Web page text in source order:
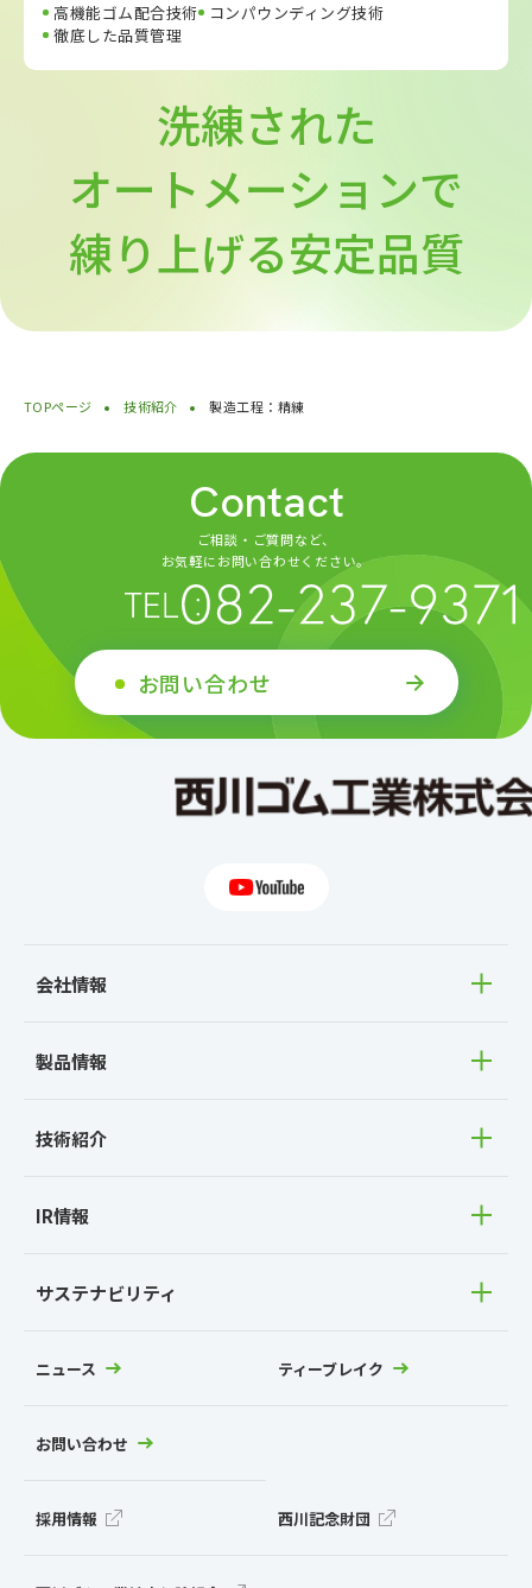
高機能ゴム配合技術
コンパウンディング技術
徹底した品質管理
洗練された
オートメーションで
練り上げる安定品質
TOPページ 技術紹介 製造工程：精練
Contact
ご相談・ご質問など、
お気軽にお問い合わせください。
お問い合わせ
会社情報
製品情報
技術紹介
IR情報
サステナビリティ
ニュース ティーブレイク
お問い合わせ
採用情報 西川記念財団